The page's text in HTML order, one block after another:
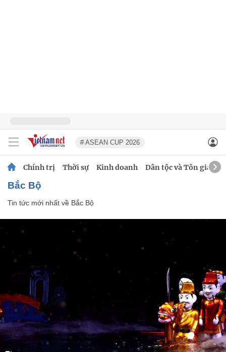
# ASEAN CUP 2026
Chính trị Thời sự Kinh doanh Dân tộc và Tôn giáo
Bắc Bộ
Tin tức mới nhất về Bắc Bộ